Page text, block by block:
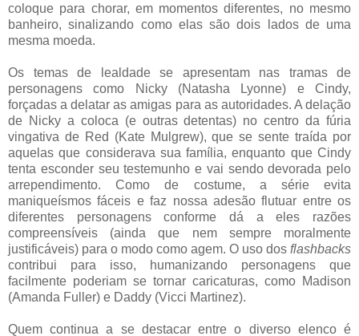
coloque para chorar, em momentos diferentes, no mesmo
banheiro, sinalizando como elas são dois lados de uma
mesma moeda.
Os temas de lealdade se apresentam nas tramas de
personagens como Nicky (Natasha Lyonne) e Cindy,
forçadas a delatar as amigas para as autoridades. A delação
de Nicky a coloca (e outras detentas) no centro da fúria
vingativa de Red (Kate Mulgrew), que se sente traída por
aquelas que considerava sua família, enquanto que Cindy
tenta esconder seu testemunho e vai sendo devorada pelo
arrependimento. Como de costume, a série evita
maniqueísmos fáceis e faz nossa adesão flutuar entre os
diferentes personagens conforme dá a eles razões
compreensíveis (ainda que nem sempre moralmente
justificáveis) para o modo como agem. O uso dos flashbacks
contribui para isso, humanizando personagens que
facilmente poderiam se tornar caricaturas, como Madison
(Amanda Fuller) e Daddy (Vicci Martinez).
Quem continua a se destacar entre o diverso elenco é